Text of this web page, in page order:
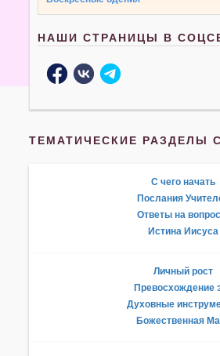
НАШИ СТРАНИЦЫ В
ТЕМАТИЧЕСКИЕ РАЗДЕЛЫ
С чего начать
Послания
Ответы на
Истина Иисуса
Личный рост
Превосхождение
Духовные
Божественная